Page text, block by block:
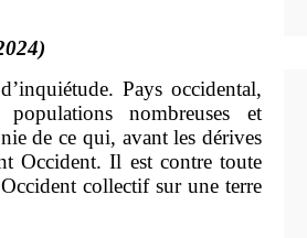
Pays occidental,
nombreuses et
de ce qui, avant les dérives
Occident. Il est contre toute
collectif sur une terre